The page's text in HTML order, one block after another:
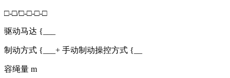
□-□/□-□-□-□
驱动马达 {___
制动方式 {___+ 手动制动操控方式 {__
容绳量 m